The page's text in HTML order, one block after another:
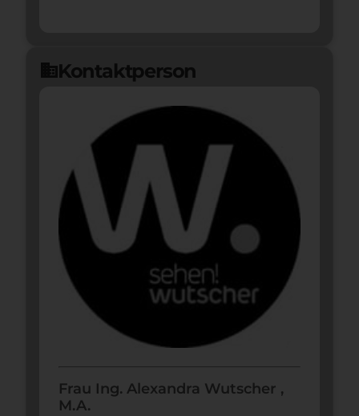
domainKontaktperson
Frau Ing. Alexandra Wutscher ,
M.A.